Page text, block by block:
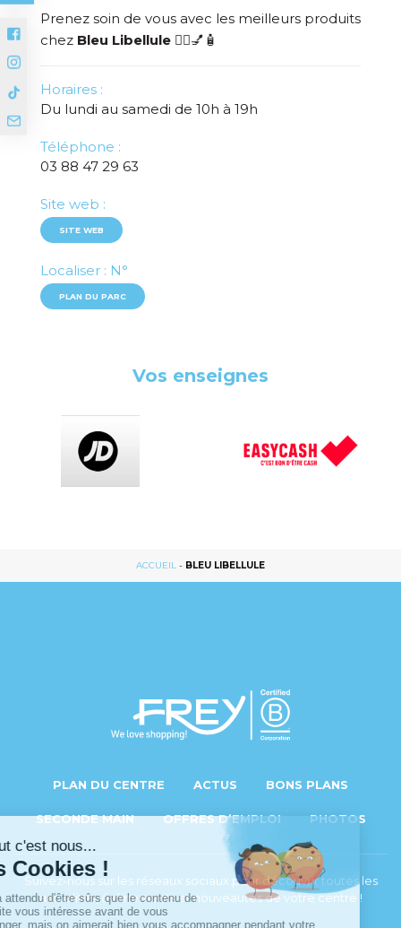
Prenez soin de vous avec les meilleurs produits
chez Bleu Libellule 💇‍♀️💅🧴
Horaires :
Du lundi au samedi de 10h à 19h
Téléphone :
03 88 47 29 63
Site web :
SITE WEB
Localiser : N°
PLAN DU PARC
Vos enseignes
ACCUEIL - BLEU LIBELLULE
PLAN DU CENTRE ACTUS BONS PLANS
SECONDE MAIN OFFRES D’EMPLOI PHOTOS
Suivez-nous sur les réseaux sociaux pour découvrir toutes les
actualités, évènements et nouveautés de votre centre !